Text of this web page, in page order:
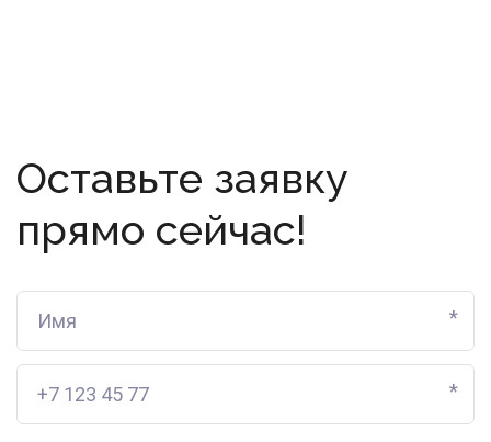
Оставьте заявку
прямо сейчас!
*
*